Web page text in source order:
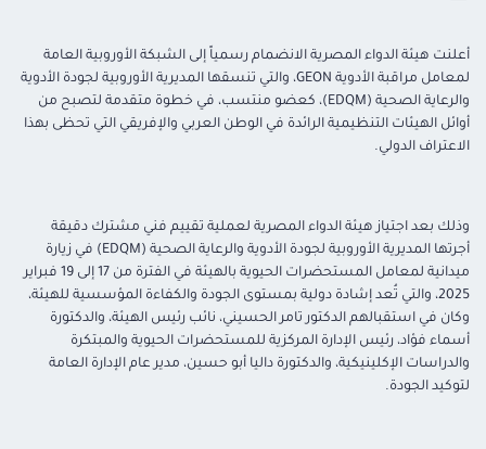
أعلنت هيئة الدواء المصرية الانضمام رسمياً إلى الشبكة الأوروبية العامة
لمعامل مراقبة الأدوية GEON، والتي تنسقها المديرية الأوروبية لجودة الأدوية
والرعاية الصحية (EDQM)، كعضو منتسب، في خطوة متقدمة لتصبح من
أوائل الهيئات التنظيمية الرائدة في الوطن العربي والإفريقي التي تحظى بهذا
الاعتراف الدولي.
وذلك بعد اجتياز هيئة الدواء المصرية لعملية تقييم فني مشترك دقيقة
أجرتها المديرية الأوروبية لجودة الأدوية والرعاية الصحية (EDQM) في زيارة
ميدانية لمعامل المستحضرات الحيوية بالهيئة في الفترة من 17 إلى 19 فبراير
2025، والتي تُعد إشادة دولية بمستوى الجودة والكفاءة المؤسسية للهيئة،
وكان في استقبالهم الدكتور تامر الحسيني، نائب رئيس الهيئة، والدكتورة
أسماء فؤاد، رئيس الإدارة المركزية للمستحضرات الحيوية والمبتكرة
والدراسات الإكلينيكية، والدكتورة داليا أبو حسين، مدير عام الإدارة العامة
لتوكيد الجودة.